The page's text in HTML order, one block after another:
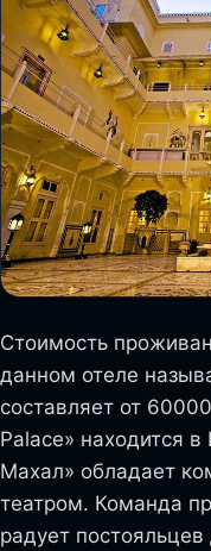
Стоимость
данном отеле
составляет от
Palace» находится
Махал» обладает
театром. Команда
радует